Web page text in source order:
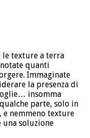
le texture a terra
quanti
Immaginate
la presenza di
insomma
parte, solo in
e nemmeno texture
soluzione